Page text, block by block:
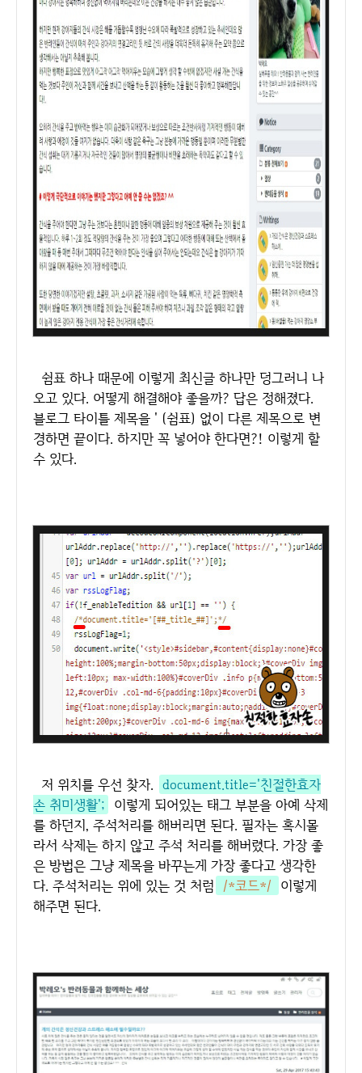
쉼표 하나 때문에 이렇게 최신글 하나만 덩그러니 나
오고 있다. 어떻게 해결해야 좋을까? 답은 정해졌다.
블로그 타이틀 제목을 ' (쉼표) 없이 다른 제목으로 변
경하면 끝이다. 하지만 꼭 넣어야 한다면?! 이렇게 할
수 있다.
저 위치를 우선 찾자. document.title='친절한효자
손 취미생활'; 이렇게 되어있는 태그 부분을 아예 삭제
를 하던지, 주석처리를 해버리면 된다. 필자는 혹시몰
라서 삭제는 하지 않고 주석 처리를 해버렸다. 가장 좋
은 방법은 그냥 제목을 바꾸는게 가장 좋다고 생각한
다. 주석처리는 위에 있는 것 처럼 /*코드*/ 이렇게
해주면 된다.